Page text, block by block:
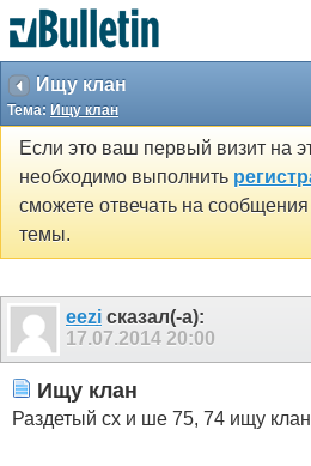
Ищу клан
Тема: Ищу клан
Если это ваш первый визит на
необходимо выполнить
сможете отвечать на
темы.
eezi сказал(-а):
17.07.2014 20:00
Ищу клан
Раздетый сх и ше 75, 74 ищу